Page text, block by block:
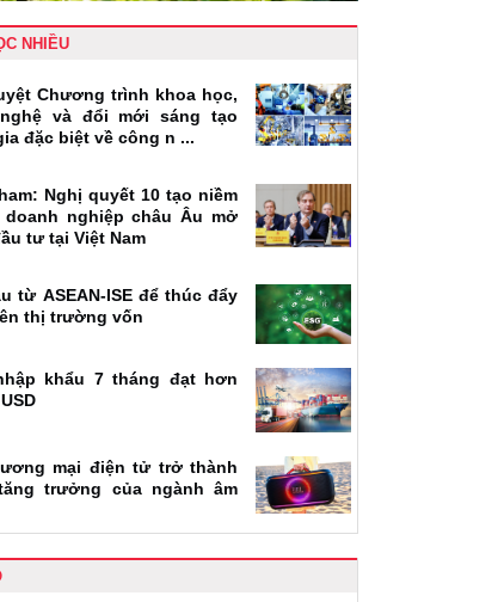
NHIỀU
Chương trình khoa học,
và đổi mới sáng tạo
đặc biệt về công n ...
Nghị quyết 10 tạo niềm
nghiệp châu Âu mở
tư tại Việt Nam
từ ASEAN-ISE để thúc đẩy
thị trường vốn
khẩu 7 tháng đạt hơn
mại điện tử trở thành
trưởng của ngành âm